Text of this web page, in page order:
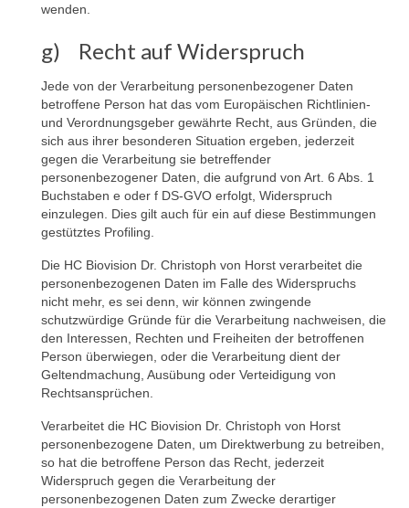
wenden.
g) Recht auf Widerspruch
Jede von der Verarbeitung personenbezogener Daten
betroffene Person hat das vom Europäischen Richtlinien-
und Verordnungsgeber gewährte Recht, aus Gründen, die
sich aus ihrer besonderen Situation ergeben, jederzeit
gegen die Verarbeitung sie betreffender
personenbezogener Daten, die aufgrund von Art. 6 Abs. 1
Buchstaben e oder f DS-GVO erfolgt, Widerspruch
einzulegen. Dies gilt auch für ein auf diese Bestimmungen
gestütztes Profiling.
Die HC Biovision Dr. Christoph von Horst verarbeitet die
personenbezogenen Daten im Falle des Widerspruchs
nicht mehr, es sei denn, wir können zwingende
schutzwürdige Gründe für die Verarbeitung nachweisen, die
den Interessen, Rechten und Freiheiten der betroffenen
Person überwiegen, oder die Verarbeitung dient der
Geltendmachung, Ausübung oder Verteidigung von
Rechtsansprüchen.
Verarbeitet die HC Biovision Dr. Christoph von Horst
personenbezogene Daten, um Direktwerbung zu betreiben,
so hat die betroffene Person das Recht, jederzeit
Widerspruch gegen die Verarbeitung der
personenbezogenen Daten zum Zwecke derartiger